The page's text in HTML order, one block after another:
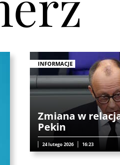
INFORMACJE
Zmiana w
Pekin
24 lutego 2026 16:23